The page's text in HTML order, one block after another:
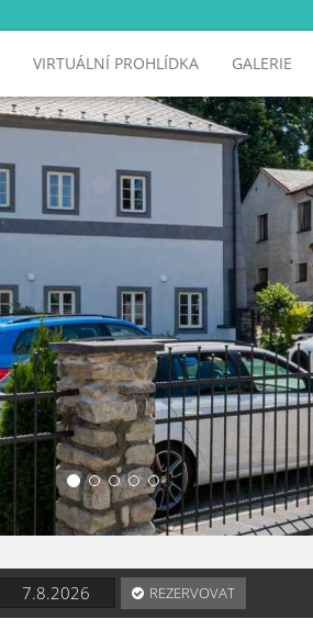
VIRTUÁLNÍ PROHLÍDKA GALERIE
REZERVOVAT